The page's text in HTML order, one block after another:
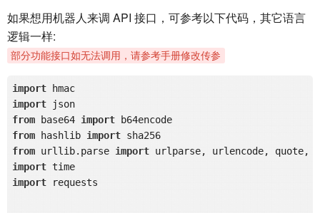
如果想用机器人来调 API 接口，可参考以下代码，其它语言
逻辑一样:
部分功能接口如无法调用，请参考手册修改传参
import
hmac
import
json
from base64 import
b64encode
from hashlib import
sha256
from urllib.parse import
import
time
import requests